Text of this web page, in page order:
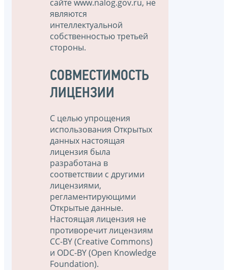
сайте www.nalog.gov.ru, не
являются
интеллектуальной
собственностью третьей
стороны.
СОВМЕСТИМОСТЬ
ЛИЦЕНЗИИ
С целью упрощения
использования Открытых
данных настоящая
лицензия была
разработана в
соответствии с другими
лицензиями,
регламентирующими
Открытые данные.
Настоящая лицензия не
противоречит лицензиям
CC-BY (Creative Commons)
и ODC-BY (Open Knowledge
Foundation).